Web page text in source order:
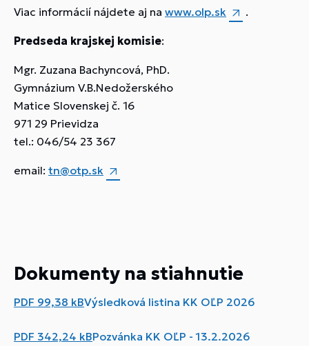
Viac informácií nájdete aj na www.olp.sk .
Predseda krajskej komisie:
Mgr. Zuzana Bachyncová, PhD.
Gymnázium V.B.Nedožerského
Matice Slovenskej č. 16
971 29 Prievidza
tel.: 046/54 23 367
email: tn@otp.sk
Dokumenty na stiahnutie
PDF 99,38 kBVýsledková listina KK OĽP 2026
PDF 342,24 kBPozvánka KK OĽP - 13.2.2026